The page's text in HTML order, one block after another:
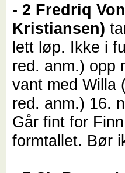
- 2 Fredriq
Kristiansen)
lett løp. Ikke i
red. anm.) opp
vant med Willa
red. anm.) 16.
Går fint for
formtallet. Bør